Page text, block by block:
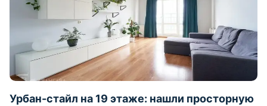
Урбан-стайл на 19 этаже: нашли просторную